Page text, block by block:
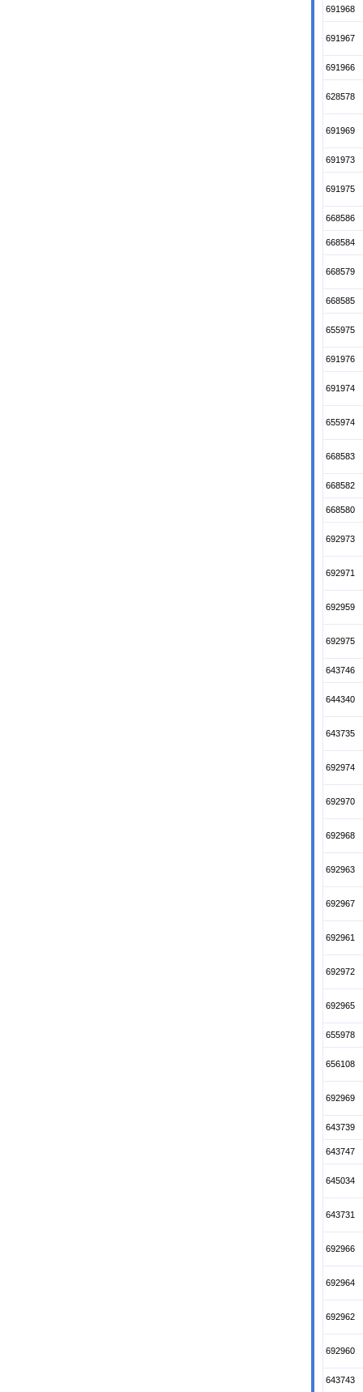
691968
691967
691966
628578
691969
691973
691975
668586
668584
668579
668585
655975
691976
691974
655974
668583
668582
668580
692973
692971
692959
692975
643746
644340
643735
692974
692970
692968
692963
692967
692961
692972
692965
655978
656108
692969
643739
643747
645034
643731
692966
692964
692962
692960
643743